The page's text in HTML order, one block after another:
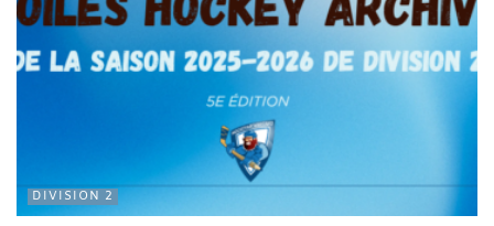
DIVISION 2